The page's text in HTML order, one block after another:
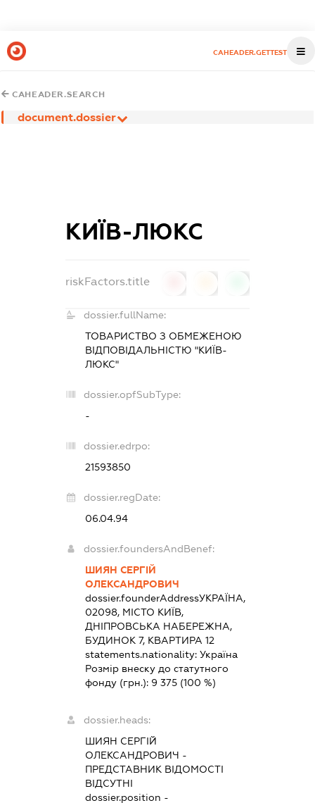
CAHEADER.GETTEST
CAHEADER.SEARCH
document.dossier
КИЇВ-ЛЮКС
riskFactors.title
dossier.fullName:
ТОВАРИСТВО З ОБМЕЖЕНОЮ
ВІДПОВІДАЛЬНІСТЮ "КИЇВ-
ЛЮКС"
dossier.opfSubType:
-
dossier.edrpo:
21593850
dossier.regDate:
06.04.94
dossier.foundersAndBenef:
ШИЯН СЕРГІЙ
ОЛЕКСАНДРОВИЧ
dossier.founderAddressУКРАЇНА,
02098, МІСТО КИЇВ,
ДНІПРОВСЬКА НАБЕРЕЖНА,
БУДИНОК 7, КВАРТИРА 12
statements.nationality:Україна
Розмір внеску до статутного
фонду (грн.): 9 375 (100 %)
dossier.heads:
ШИЯН СЕРГІЙ
ОЛЕКСАНДРОВИЧ -
ПРЕДСТАВНИК ВІДОМОСТІ
ВІДСУТНІ
dossier.position -